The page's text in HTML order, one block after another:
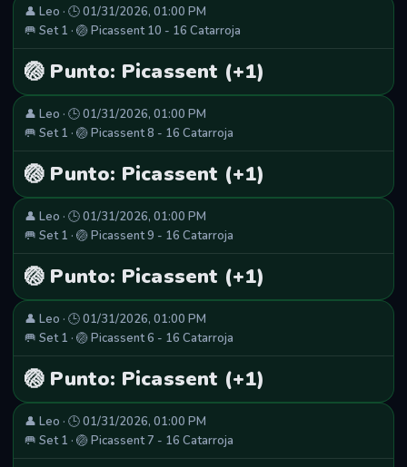
👤 Leo · 🕒 01/31/2026, 01:00 PM
🥅 Set 1 · 🏐 Picassent 10 - 16 Catarroja
🏐 Punto: Picassent (+1)
👤 Leo · 🕒 01/31/2026, 01:00 PM
🥅 Set 1 · 🏐 Picassent 8 - 16 Catarroja
🏐 Punto: Picassent (+1)
👤 Leo · 🕒 01/31/2026, 01:00 PM
🥅 Set 1 · 🏐 Picassent 9 - 16 Catarroja
🏐 Punto: Picassent (+1)
👤 Leo · 🕒 01/31/2026, 01:00 PM
🥅 Set 1 · 🏐 Picassent 6 - 16 Catarroja
🏐 Punto: Picassent (+1)
👤 Leo · 🕒 01/31/2026, 01:00 PM
🥅 Set 1 · 🏐 Picassent 7 - 16 Catarroja